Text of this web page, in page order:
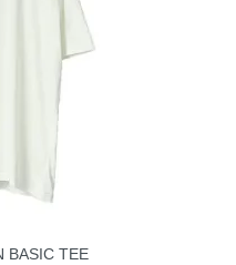
BASIC TEE